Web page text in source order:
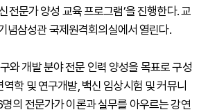
전문가 양성 교육 프로그램’을 진행한다. 교
념삼성관 국제원격회의실에서 열린다.
와 개발 분야 전문 인력 양성을 목표로 구성
학 및 연구개발, 백신 임상시험 및 커뮤니
의 전문가가 이론과 실무를 아우르는 강연